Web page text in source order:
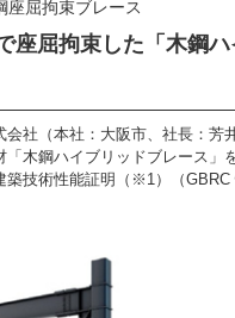
座屈拘束ブレース
座屈拘束した「木鋼
社（本社：大阪市、社長：芳
「木鋼ハイブリッドブレース」
築技術性能証明（※1）（